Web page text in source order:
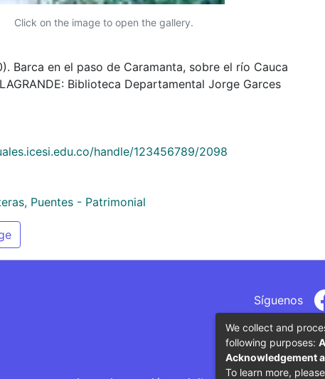
Click on the image to open the gallery.
Barca en el paso de Caramanta, sobre el río Cauca
Biblioteca Departamental Jorge Garces
handle/123456789/2098
Puentes - Patrimonial
Síguenos
We collect and
following purposes:
Acknowledgement
To learn more,